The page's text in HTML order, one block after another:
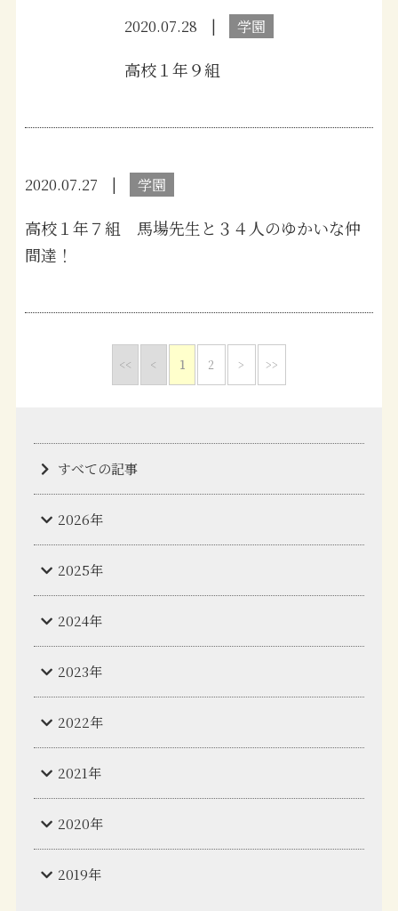
すべての記事
2026年
2025年
2024年
2023年
2022年
2021年
2020年
2019年
2020.07.28 学園
高校１年９組
2020.07.27 学園
高校１年７組 馬場先生と３４人のゆかいな仲
間達！
<< < 1 2 > >>